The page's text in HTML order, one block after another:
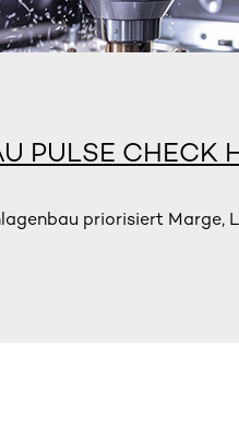
PULSE CHECK
priorisiert Marge,